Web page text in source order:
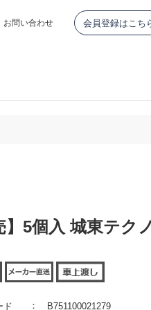
お問い合わせ 会員登録はこち
】5個入 城東テク
ド B751100021279